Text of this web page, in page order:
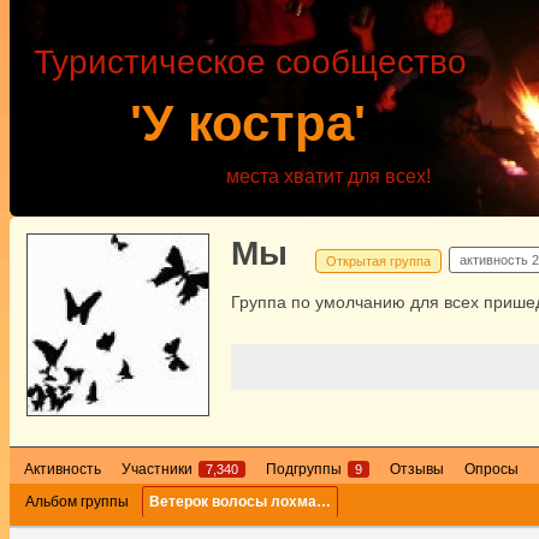
'У костра'
Туристическое сообщество
места хватит для всех!
Мы Открытая группа активность
Группа по умолчанию для всех
Активность Участники 7,340 Подгруппы 9 Отзывы
Опросы
Альбом группы
Ветерок волосы лохма…